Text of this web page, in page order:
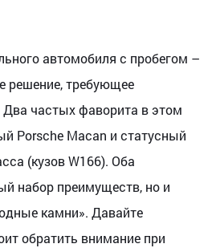
автомобиля с пробегом –
решение, требующее
Два частых фаворита в этом
Porsche Macan и статусный
(кузов W166). Оба
набор преимуществ, но и
камни». Давайте
обратить внимание при